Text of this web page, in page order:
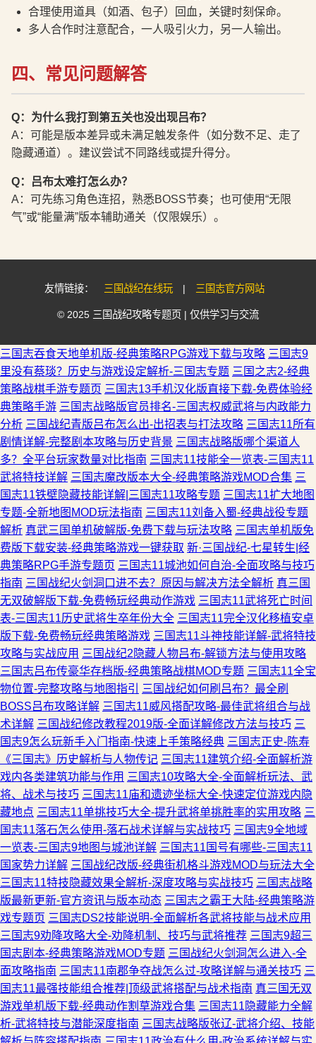
合理使用道具（如酒、包子）回血，关键时刻保命。
多人合作时注意配合，一人吸引火力，另一人输出。
四、常见问题解答
Q：为什么我打到第五关也没出现吕布？
A：可能是版本差异或未满足触发条件（如分数不足、走了
隐藏通道）。建议尝试不同路线或提升得分。
Q：吕布太难打怎么办？
A：可先练习角色连招，熟悉BOSS节奏；也可使用“无限
气”或“能量满”版本辅助通关（仅限娱乐）。
友情链接： 三国战纪在线玩 | 三国志官方网站
© 2025 三国战纪攻略专题页 | 仅供学习与交流
三国志吞食天地单机版-经典策略RPG游戏下载与攻略 三国志9
里没有蔡琰？历史与游戏设定解析-三国志专题 三国之志2-经典
策略战棋手游专题页 三国志13手机汉化版直接下载-免费体验经
典策略手游 三国志战略版官员排名-三国志权威武将与内政能力
分析 三国战纪青版吕布怎么出-出招表与打法攻略 三国志11所有
剧情详解-完整剧本攻略与历史背景 三国志战略版哪个渠道人
多？全平台玩家数量对比指南 三国志11技能全一览表-三国志11
武将特技详解 三国志魔改版本大全-经典策略游戏MOD合集 三
国志11铁壁隐藏技能详解|三国志11攻略专题 三国志11扩大地图
专题-全新地图MOD玩法指南 三国志11刘备入蜀-经典战役专题
解析 真武三国单机破解版-免费下载与玩法攻略 三国志单机版免
费版下载安装-经典策略游戏一键获取 新·三国战纪-七星转生|经
典策略RPG手游专题页 三国志11城池如何自治-全面攻略与技巧
指南 三国战纪火剑洞口进不去？原因与解决方法全解析 真三国
无双破解版下载-免费畅玩经典动作游戏 三国志11武将死亡时间
表-三国志11历史武将生卒年份大全 三国志11完全汉化移植安卓
版下载-免费畅玩经典策略游戏 三国志11斗神技能详解-武将特技
攻略与实战应用 三国战纪2隐藏人物吕布-解锁方法与使用攻略
三国志吕布传豪华存档版-经典策略战棋MOD专题 三国志11全宝
物位置-完整攻略与地图指引
三国战纪如何刷吕布？最全刷
BOSS吕布攻略详解 三国志11威风搭配攻略-最佳武将组合与战
术详解 三国战纪修改教程2019版-全面详解修改方法与技巧 三
国志9怎么玩新手入门指南-快速上手策略经典 三国志正史-陈寿
《三国志》历史解析与人物传记 三国志11建筑介绍-全面解析游
戏内各类建筑功能与作用 三国志10攻略大全-全面解析玩法、武
将、战术与技巧 三国志11庙和遗迹坐标大全-快速定位游戏内隐
藏地点 三国志11单挑技巧大全-提升武将单挑胜率的实用攻略 三
国志11落石怎么使用-落石战术详解与实战技巧 三国志9全地域
一览表-三国志9地图与城池详解 三国志11国号有哪些-三国志11
国家势力详解 三国战纪改版-经典街机格斗游戏MOD与玩法大全
三国志11特技隐藏效果全解析-深度攻略与实战技巧 三国志战略
版最新更新-官方资讯与版本动态 三国志之霸王大陆-经典策略游
戏专题页 三国志DS2技能说明-全面解析各武将技能与战术应用
三国志9劝降攻略大全-劝降机制、技巧与武将推荐 三国志9超三
国志剧本-经典策略游戏MOD专题 三国战纪火剑洞怎么进入-全
面攻略指南 三国志11南郡争夺战怎么过-攻略详解与通关技巧 三
国志11最强技能组合推荐|顶级武将搭配与战术指南 真三国无双
游戏单机版下载-经典动作割草游戏合集 三国志11隐藏能力全解
析-武将特技与潜能深度指南 三国志战略版张辽-武将介绍、技能